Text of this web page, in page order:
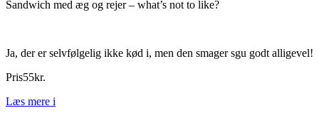
Sandwich med æg og rejer – what’s not to like?
Ja, der er selvfølgelig ikke kød i, men den smager sgu godt alligevel!
Pris55kr.
Læs mere i